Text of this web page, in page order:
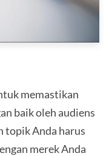
memastikan
baik oleh audiens
topik Anda harus
merek Anda